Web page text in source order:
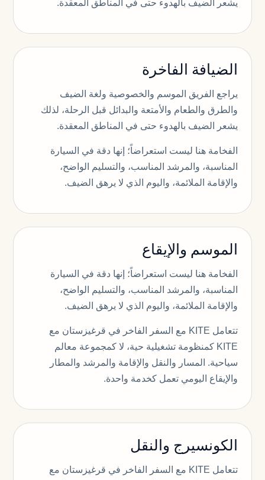
يشعر الضيف بالهدوء حتى في المناطق المعقدة.
الضيافة الفاخرة
يراجع الفريق الموسم والخصوصية ولغة الضيف
والطرق والطعام والأمتعة والبدائل قبل الرحلة، لذلك
يشعر الضيف بالهدوء حتى في المناطق المعقدة.
الفخامة هنا ليست استعراضاً؛ إنها دقة في السيارة
المناسبة، والمرشد المناسب، والتسليم الواضح،
والإقامة الملائمة، واليوم الذي لا يرهق الضيف.
الموسم والإيقاع
الفخامة هنا ليست استعراضاً؛ إنها دقة في السيارة
المناسبة، والمرشد المناسب، والتسليم الواضح،
والإقامة الملائمة، واليوم الذي لا يرهق الضيف.
تتعامل KITE مع السفر الفاخر في قرغيزستان مع
KITE كمنظومة تشغيلية حية، لا كمجموعة معالم
سياحية. المسار والنقل والإقامة والمرشد والمطار
والإيقاع اليومي تعمل كخدمة واحدة.
الكونسيرج والنقل
تتعامل KITE مع السفر الفاخر في قرغيزستان مع